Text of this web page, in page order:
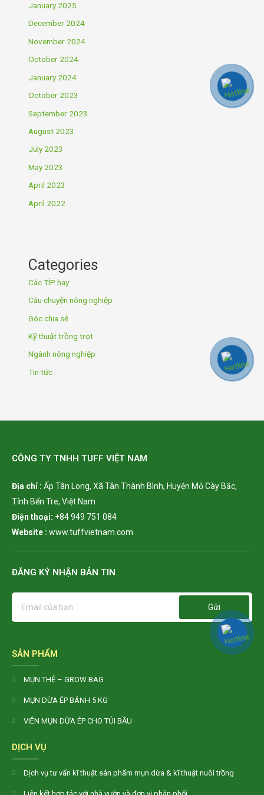
January 2025
December 2024
November 2024
October 2024
January 2024
October 2023
September 2023
August 2023
July 2023
May 2023
April 2023
April 2022
Categories
Các TÍP hay
Câu chuyện nông nghiệp
Góc chia sẻ
Kỹ thuật trồng trọt
Ngành nông nghiệp
Tin tức
CÔNG TY TNHH TUFF VIỆT NAM
Địa chỉ : Ấp Tân Long, Xã Tân Thành Bình, Huyện Mỏ Cày Bắc,
Tỉnh Bến Tre, Việt Nam
Điện thoại: +84 949 751 084
Website : www.tuffvietnam.com
ĐĂNG KÝ NHẬN BẢN TIN
Gửi
SẢN PHẨM
MỤN THẺ – GROW BAG
MỤN DỪA ÉP BÁNH 5 KG
VIÊN MỤN DỪA ÉP CHO TÚI BẦU
DỊCH VỤ
Dịch vụ tư vấn kĩ thuật sản phẩm mụn dừa & kĩ thuật nuôi trồng